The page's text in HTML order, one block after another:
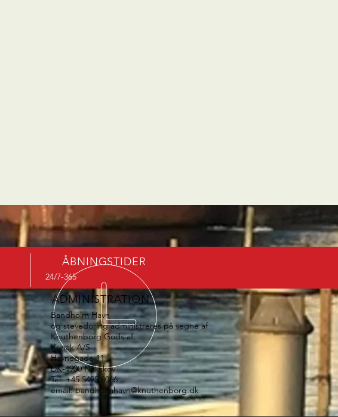
ÅBNINGSTIDER
24/7-365
ADMINISTRATION
Bandholm Havn
og stevedoring administreres på vegne af
Knuthenborg Gods af:
Krinak A/S
Havnegade 11
DK-4900 Nakskov
Tel: +45 5495 8066
email:bandholmhavn@knuthenborg.dk